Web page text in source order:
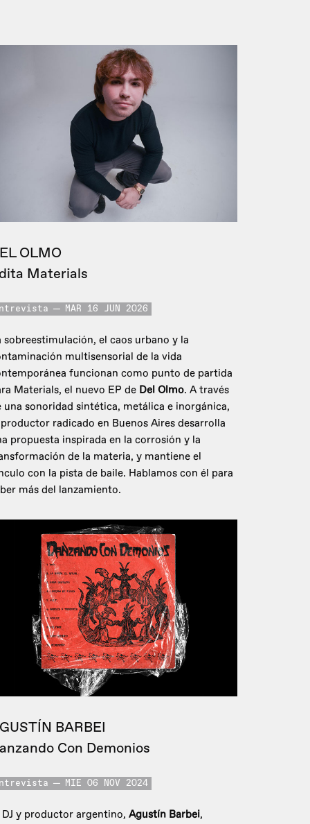
OLMO
Materials
MAR 16 JUN 2026
sobreestimulación, el caos urbano y la
multisensorial de la vida
funcionan como punto de partida
Materials, el nuevo EP de Del Olmo. A través
una sonoridad sintética, metálica e inorgánica,
radicado en Buenos Aires desarrolla
propuesta inspirada en la corrosión y la
de la materia, y mantiene el
con la pista de baile. Hablamos con él para
más del lanzamiento.
BARBEI
Con Demonios
MIE 06 NOV 2024
DJ y productor argentino, Agustín Barbei,